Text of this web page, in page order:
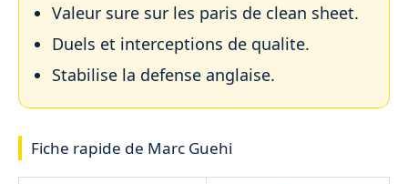
Valeur sure sur les paris de clean sheet.
Duels et interceptions de qualite.
Stabilise la defense anglaise.
Fiche rapide de Marc Guehi